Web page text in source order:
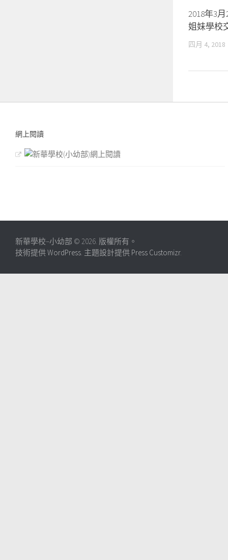
2018年3
姐妹學校
四月 4, 2018
網上閱讀
新華學校–小幼部 © 2026. 版權所有。
技術提供WordPress. 主題設計提供 Press Customizr.